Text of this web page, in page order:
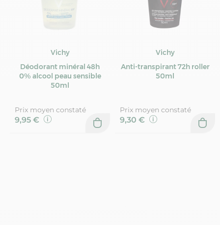
Vichy
Déodorant minéral 48h
0% alcool peau sensible
50ml
Prix moyen constaté
9,95 €
Vichy
Anti-transpirant 72h roller
50ml
Prix moyen constaté
9,30 €